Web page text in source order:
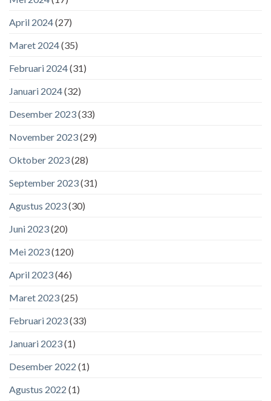
April 2024(27)
Maret 2024(35)
Februari 2024(31)
Januari 2024(32)
Desember 2023(33)
November 2023(29)
Oktober 2023(28)
September 2023(31)
Agustus 2023(30)
Juni 2023(20)
Mei 2023(120)
April 2023(46)
Maret 2023(25)
Februari 2023(33)
Januari 2023(1)
Desember 2022 (1)
Agustus 2022 (1)